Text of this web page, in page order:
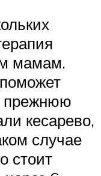
мамам.
прежнюю
кесарево,
случае
стоит